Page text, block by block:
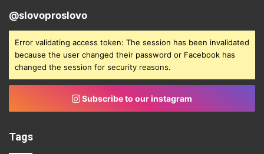
@slovoproslovo
Error validating access token: The session has been invalidated
because the user changed their password or Facebook has
changed the session for security reasons.
Subscribe to our instagram
Tags